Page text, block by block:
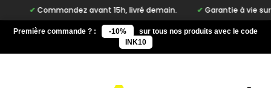
Commandez avant 15h, livré demain. Garantie à vie sur
Première commande ? : -10%
sur tous nos produits avec le code
INK10